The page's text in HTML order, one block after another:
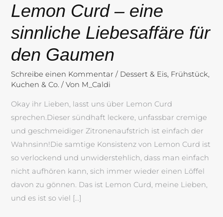
Lemon Curd – eine
sinnliche Liebesaffäre für
den Gaumen
Schreibe einen Kommentar / Dessert & Eis, Frühstück,
Kuchen & Co. / Von M_Caldi
Okay ihr Lieben, lasst uns über Lemon Curd
sprechen.Dieser sündhaft leckere, unfassbar cremige
und geschmeidiger Zitronenaufstrich ist einfach der
Wahnsinn!Die samtige Konsistenz von Lemon Curd ist
so verlockend und unwiderstehlich, dass man einfach
nicht aufhören kann, sich immer wieder einen Löffel
davon zu gönnen. Das ist Lemon Curd, meine Lieben,
und es ist so viel […]
Liebesaffäre
den
Gaumen